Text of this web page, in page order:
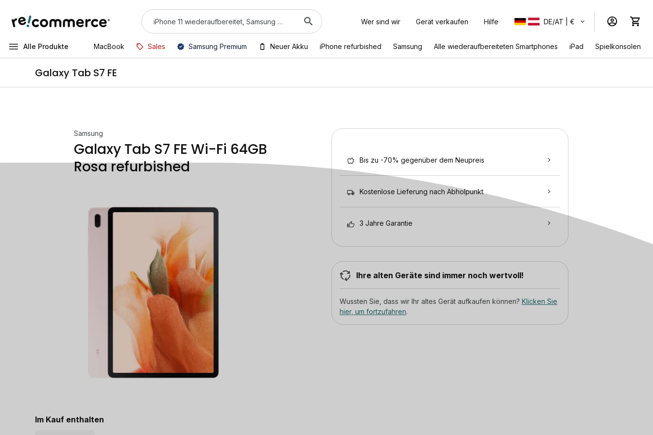
Wer sind wir Gerät verkaufen Hilfe DE/AT | €
Alle Produkte MacBook Sales Samsung Premium Neuer Akku iPhone refurbished Samsung Alle wiederaufbereiteten Smartphones iPad Spielkonsolen
Galaxy Tab S7 FE
Samsung
Galaxy Tab S7 FE Wi-Fi 64GB
Rosa refurbished
Im Kauf enthalten
Bis zu -70% gegenüber dem Neupreis
Kostenlose Lieferung nach Abholpunkt
3 Jahre Garantie
Ihre alten Geräte sind immer noch wertvoll!
Wussten Sie, dass wir Ihr altes Gerät aufkaufen können? Klicken Sie
hier, um fortzufahren.